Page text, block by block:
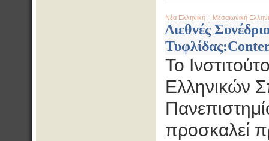
Νέα Ελληνική :: Μεσαιωνική
Διεθνές
Το
Ελληνικών
προσκαλεί